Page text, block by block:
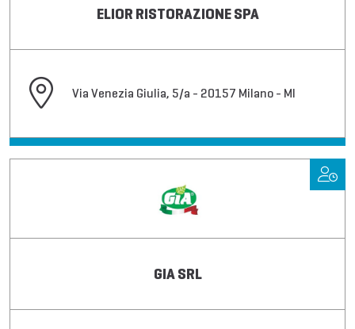
ELIOR RISTORAZIONE SPA
Via Venezia Giulia, 5/a - 20157 Milano - MI
GIA SRL